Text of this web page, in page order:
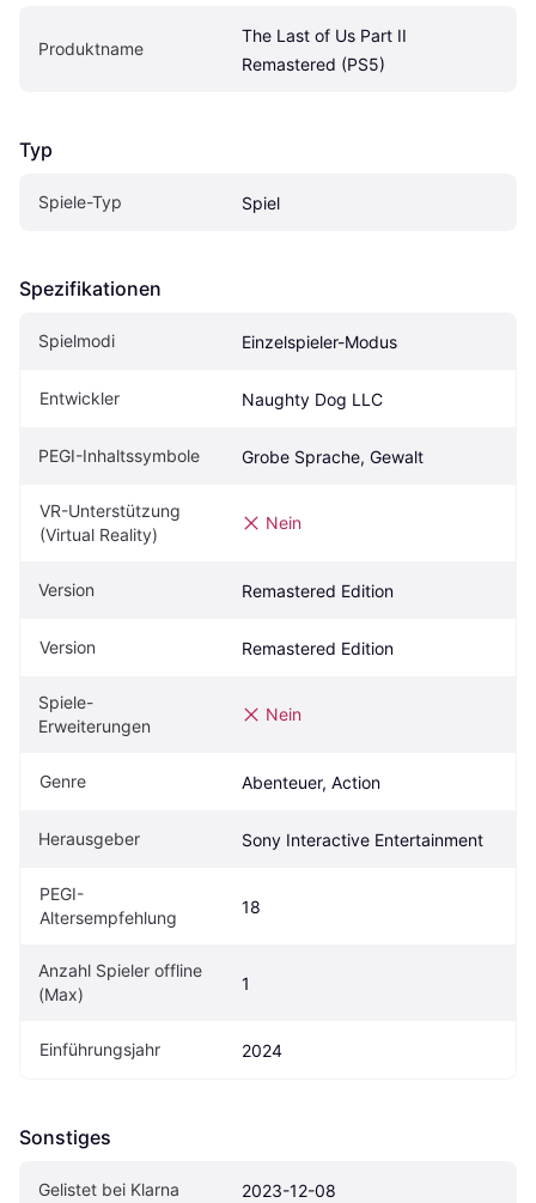
Produktname
The Last of Us Part II
Remastered (PS5)
Typ
Spiele-Typ Spiel
Spezifikationen
Spielmodi Einzelspieler-Modus
Entwickler Naughty Dog LLC
PEGI-Inhaltssymbole Grobe Sprache, Gewalt
VR-Unterstützung
(Virtual Reality)
Nein
Version Remastered Edition
Version Remastered Edition
Spiele-
Erweiterungen
Nein
Genre Abenteuer, Action
Herausgeber Sony Interactive Entertainment
PEGI-
Altersempfehlung
18
Anzahl Spieler offline
(Max)
1
Einführungsjahr 2024
Sonstiges
Gelistet bei Klarna 2023-12-08